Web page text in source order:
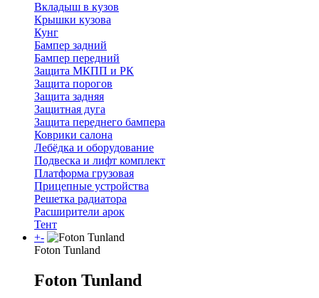
Вкладыш в кузов
Крышки кузова
Кунг
Бампер задний
Бампер передний
Защита МКПП и РК
Защита порогов
Защита задняя
Защитная дуга
Защита переднего бампера
Коврики салона
Лебёдка и оборудование
Подвеска и лифт комплект
Платформа грузовая
Прицепные устройства
Решетка радиатора
Расширители арок
Тент
+-
Foton Tunland
Foton Tunland